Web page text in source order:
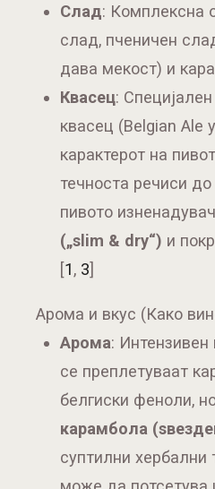
Слад: Комплексна
слад, пченичен
дава мекост) и
Квасец:
квасец (Belgian Ale
карактерот на
течноста речиси до
пивото
(„slim & dry“) и
[1, 3]
Арома и вкус (Како
Арома: Интензивен
се преплетуваат
белгиски феноли,
карамбола
суптилни